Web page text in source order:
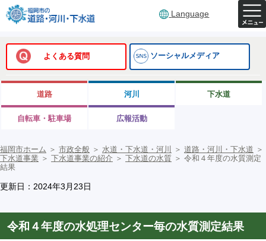
Language
よくある質問 ソーシャルメディア
道路 河川 下水道
自転車・駐車場 広報活動
福岡市ホーム ＞ 市政全般 ＞ 水道・下水道・河川 ＞ 道路・河川・下水道 ＞
下水道事業 ＞ 下水道事業の紹介 ＞ 下水道の水質 ＞ 令和４年度の水質測定
結果
更新日：2024年3月23日
令和４年度の水処理センター毎の水質測定結果